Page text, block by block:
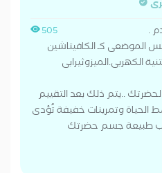
505
.
الموضعى كـ الكافيتاشين
الكهربى.الميزوثيرابى
..يتم ذلك بعد التقييم
الحياة وتمرينات خفيفة تُؤدى
طبيعة جسم حضرتك